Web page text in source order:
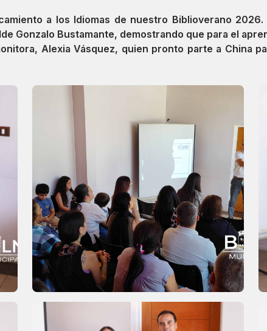
a los Idiomas de nuestro Biblioverano
Gonzalo Bustamante, demostrando que para el
Alexia Vásquez, quien pronto parte a China